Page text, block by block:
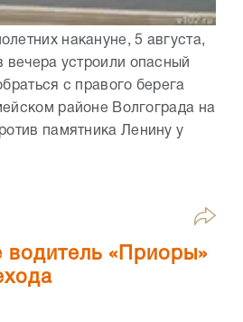
накануне, 5 августа,
вечера устроили опасный
с правого берега
районе Волгограда на
памятника Ленину у
водитель «Приоры»